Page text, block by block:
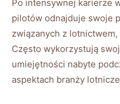
Po intensywnej karierze
pilotów odnajduje‌ swoje
związanych z
Często wykorzystują
umiejętności nabyte
aspektach‍ branży